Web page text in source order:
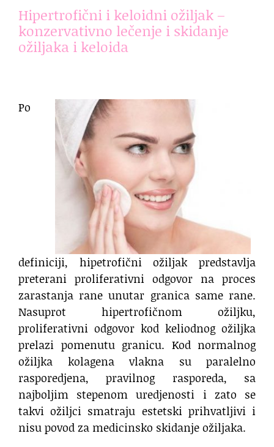
Hipertrofični i keloidni ožiljak –
konzervativno lečenje i skidanje
ožiljaka i keloida
Po
definiciji, hipetrofični ožiljak predstavlja
preterani proliferativni odgovor na proces
zarastanja rane unutar granica same rane.
Nasuprot hipertrofičnom ožiljku,
proliferativni odgovor kod keliodnog ožiljka
prelazi pomenutu granicu. Kod normalnog
ožiljka kolagena vlakna su paralelno
rasporedjena, pravilnog rasporeda, sa
najboljim stepenom uredjenosti i zato se
takvi ožiljci smatraju estetski prihvatljivi i
nisu povod za medicinsko skidanje ožiljaka.